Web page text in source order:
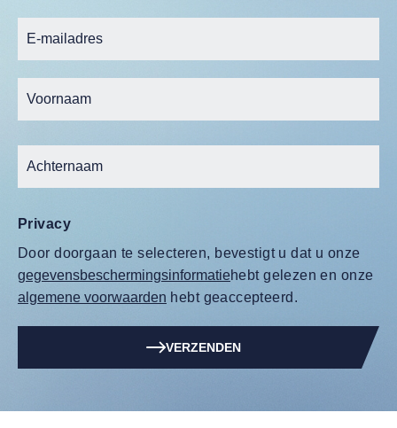
Privacy
Door doorgaan te selecteren, bevestigt u dat u onze
gegevensbeschermingsinformatiehebt gelezen en onze
algemene voorwaarden hebt geaccepteerd.
VERZENDEN